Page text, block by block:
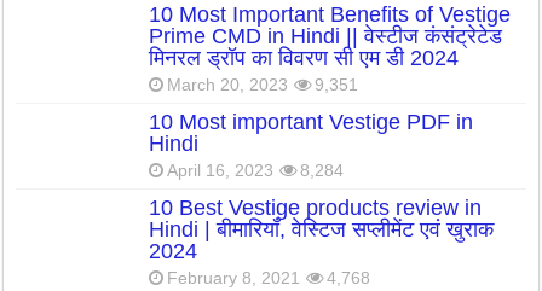
10 Most Important Benefits of Vestige
Prime CMD in Hindi || वेस्टीज कंसंट्रेटेड
मिनरल ड्रॉप का विवरण सी एम डी 2024
March 20, 2023 9,351
10 Most important Vestige PDF in
Hindi
April 16, 2023 8,284
10 Best Vestige products review in
Hindi | बीमारियाँ, वेस्टिज सप्लीमेंट एवं खुराक
2024
February 8, 2021 4,768